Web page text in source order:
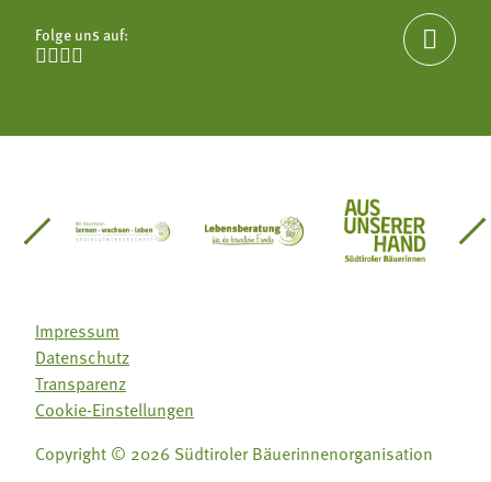
Folge uns auf:


Südtirol
Gärtnervereinigung
Sozialgenossenschaft Mit Bäuerinnen lernen -
Lebensberatung für dieAus unserer
Impressum
Datenschutz
Transparenz
Cookie-Einstellungen
Copyright © 2026 Südtiroler Bäuerinnenorganisation